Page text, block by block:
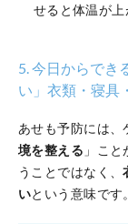
せると体温が
5. 今日からでき
い」衣類・寝具
あせも予防には
境を整える 」こ
うことではなく、
いという意味です。